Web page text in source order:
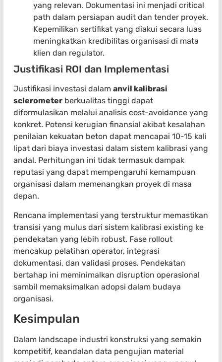
yang relevan. Dokumentasi ini menjadi critical
path dalam persiapan audit dan tender proyek.
Kepemilikan sertifikat yang diakui secara luas
meningkatkan kredibilitas organisasi di mata
klien dan regulator.
Justifikasi ROI dan Implementasi
Justifikasi investasi dalam anvil kalibrasi
sclerometer berkualitas tinggi dapat
diformulasikan melalui analisis cost-avoidance yang
konkret. Potensi kerugian finansial akibat kesalahan
penilaian kekuatan beton dapat mencapai 10-15 kali
lipat dari biaya investasi dalam sistem kalibrasi yang
andal. Perhitungan ini tidak termasuk dampak
reputasi yang dapat mempengaruhi kemampuan
organisasi dalam memenangkan proyek di masa
depan.
Rencana implementasi yang terstruktur memastikan
transisi yang mulus dari sistem kalibrasi existing ke
pendekatan yang lebih robust. Fase rollout
mencakup pelatihan operator, integrasi
dokumentasi, dan validasi proses. Pendekatan
bertahap ini meminimalkan disruption operasional
sambil memaksimalkan adopsi dalam budaya
organisasi.
Kesimpulan
Dalam landscape industri konstruksi yang semakin
kompetitif, keandalan data pengujian material